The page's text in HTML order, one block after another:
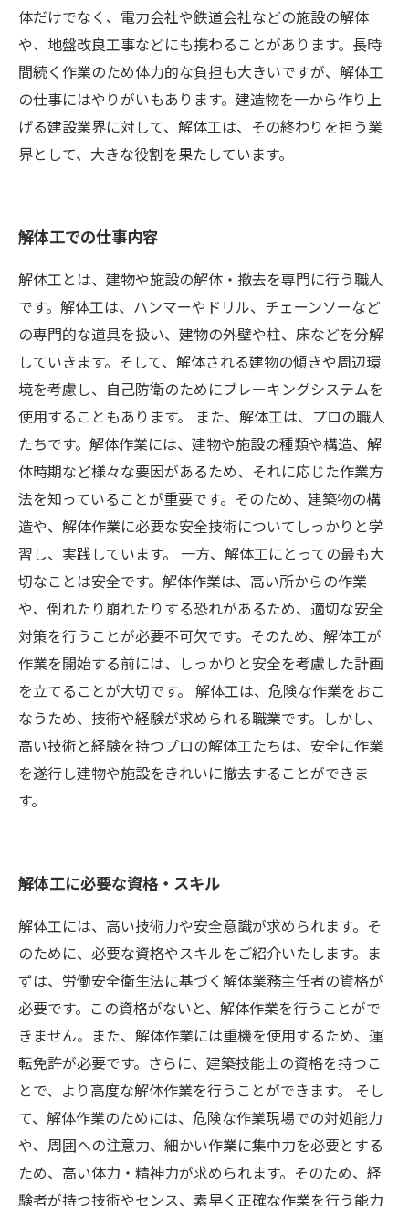
体だけでなく、電力会社や鉄道会社などの施設の解体
や、地盤改良工事などにも携わることがあります。長時
間続く作業のため体力的な負担も大きいですが、解体工
の仕事にはやりがいもあります。建造物を一から作り上
げる建設業界に対して、解体工は、その終わりを担う業
界として、大きな役割を果たしています。
解体工での仕事内容
解体工とは、建物や施設の解体・撤去を専門に行う職人
です。解体工は、ハンマーやドリル、チェーンソーなど
の専門的な道具を扱い、建物の外壁や柱、床などを分解
していきます。そして、解体される建物の傾きや周辺環
境を考慮し、自己防衛のためにブレーキングシステムを
使用することもあります。 また、解体工は、プロの職人
たちです。解体作業には、建物や施設の種類や構造、解
体時期など様々な要因があるため、それに応じた作業方
法を知っていることが重要です。そのため、建築物の構
造や、解体作業に必要な安全技術についてしっかりと学
習し、実践しています。 一方、解体工にとっての最も大
切なことは安全です。解体作業は、高い所からの作業
や、倒れたり崩れたりする恐れがあるため、適切な安全
対策を行うことが必要不可欠です。そのため、解体工が
作業を開始する前には、しっかりと安全を考慮した計画
を立てることが大切です。 解体工は、危険な作業をおこ
なうため、技術や経験が求められる職業です。しかし、
高い技術と経験を持つプロの解体工たちは、安全に作業
を遂行し建物や施設をきれいに撤去することができま
す。
解体工に必要な資格・スキル
解体工には、高い技術力や安全意識が求められます。そ
のために、必要な資格やスキルをご紹介いたします。ま
ずは、労働安全衛生法に基づく解体業務主任者の資格が
必要です。この資格がないと、解体作業を行うことがで
きません。また、解体作業には重機を使用するため、運
転免許が必要です。さらに、建築技能士の資格を持つこ
とで、より高度な解体作業を行うことができます。 そし
て、解体作業のためには、危険な作業現場での対処能力
や、周囲への注意力、細かい作業に集中力を必要とする
ため、高い体力・精神力が求められます。そのため、経
験者が持つ技術やセンス、素早く正確な作業を行う能力